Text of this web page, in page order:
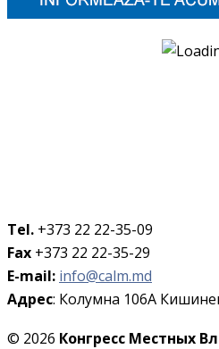
Tel. +373 22 22-35-09
Fax +373 22 22-35-29
E-mail: info@calm.md
Адрес: Колумна 106A
© 2026 Конгресс Местных